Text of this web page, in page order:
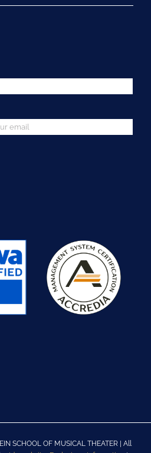
SCHOOL OF MUSICAL THEATER | All